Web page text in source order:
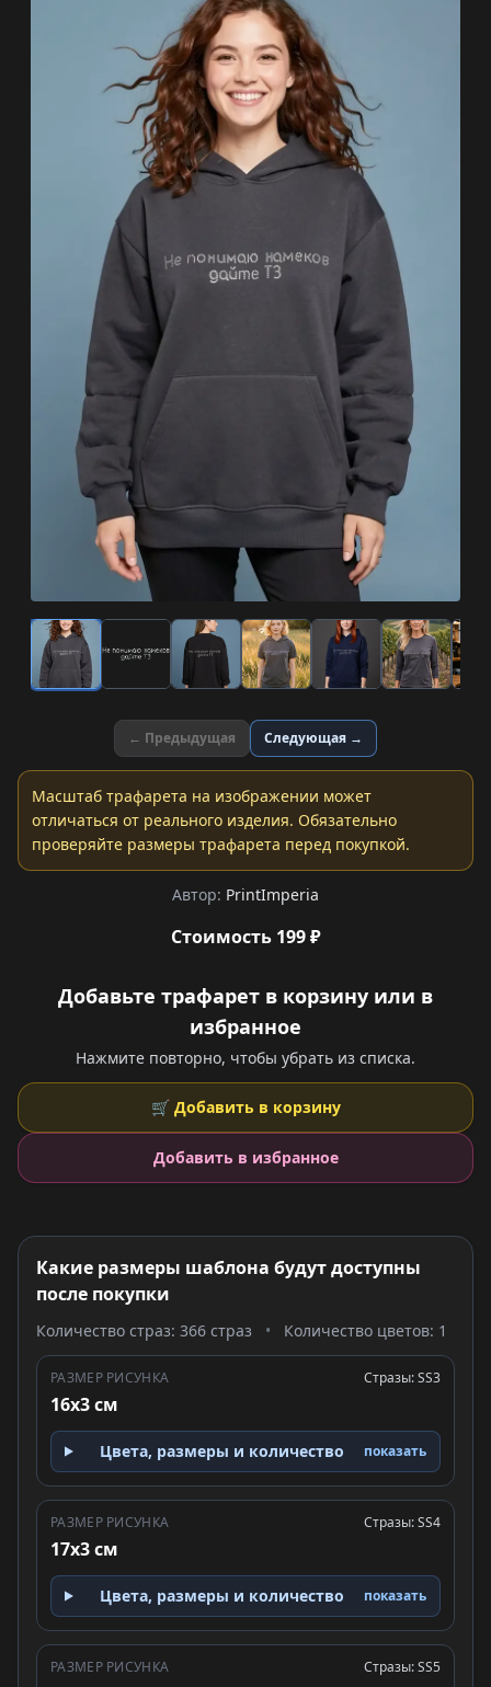
← Предыдущая Следующая →
Масштаб трафарета на изображении может
отличаться от реального изделия. Обязательно
проверяйте размеры трафарета перед покупкой.
Автор: PrintImperia
Стоимость 199 ₽
Добавьте трафарет в корзину или в
избранное
Нажмите повторно, чтобы убрать из списка.
🛒 Добавить в корзину
Добавить в избранное
Какие размеры шаблона будут доступны
после покупки
Количество страз: 366 страз • Количество цветов: 1
РАЗМЕР РИСУНКА
16x3 см
Стразы: SS3
Цвета, размеры и количество показать
РАЗМЕР РИСУНКА
17x3 см
Стразы: SS4
Цвета, размеры и количество показать
РАЗМЕР РИСУНКА Стразы: SS5